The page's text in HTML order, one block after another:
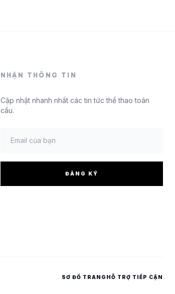
NHẬN THÔNG TIN
Cập nhật nhanh nhất các tin tức thể thao toàn
cầu.
ĐĂNG KÝ
SƠ ĐỒ TRANG HỖ TRỢ TIẾP CẬN